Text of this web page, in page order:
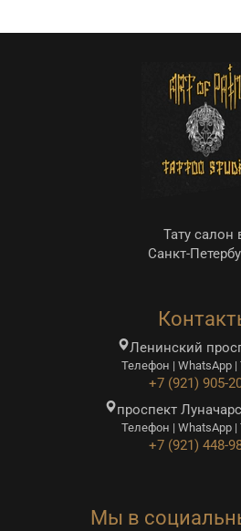
Тату салон
Санкт-
Ленинский
Телефон | WhatsApp |
+7 (921) 905-
проспект
Телефон | WhatsApp |
+7 (921) 448-
Мы в